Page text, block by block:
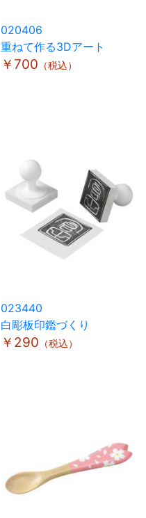
020406
重ねて作る3Dアート
￥700 （税込）
023440
白彫板印鑑づくり
￥290 （税込）